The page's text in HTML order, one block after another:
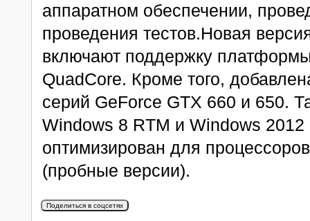
аппаратном обеспечении,
проведения тестов.Новая
включают поддержку
QuadCore. Кроме того,
серий GeForce GTX 660 и 650.
Windows 8 RTM и Windows
оптимизирован для
(пробные версии).